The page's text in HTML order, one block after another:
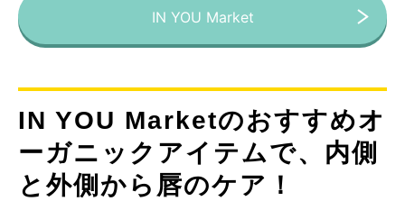
IN YOU Market
IN YOU Marketのおすすめオ
ーガニックアイテムで、内側
と外側から唇のケア！